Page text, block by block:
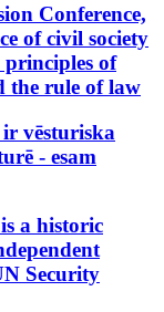
Conference,
of civil society
of
the rule of law
vēsturiska
- esam
a historic
Security